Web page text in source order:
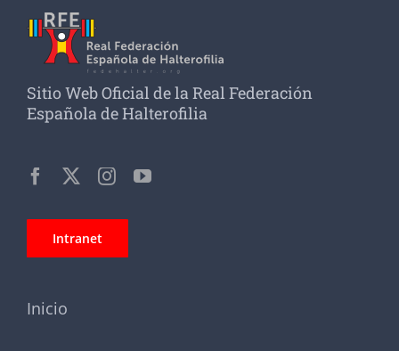
Sitio Web Oficial de la Real Federación
Española de Halterofilia
Intranet
Inicio